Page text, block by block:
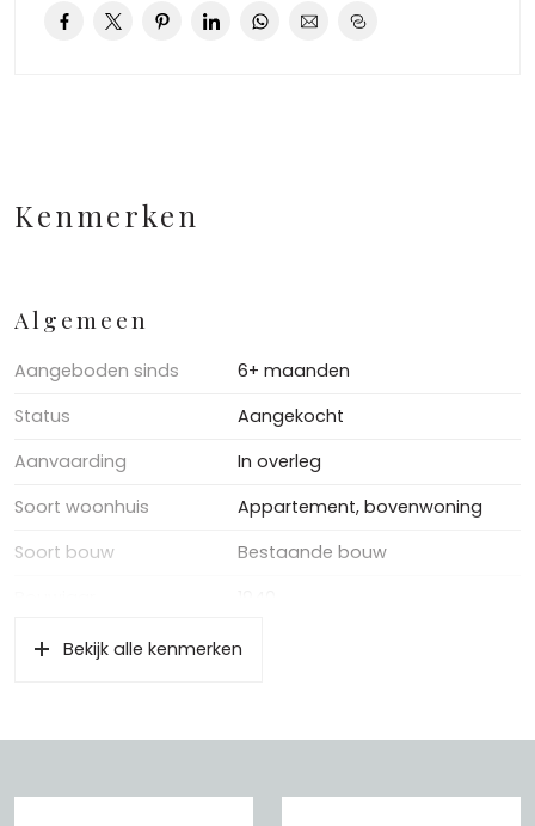
Kenmerken
Algemeen
Aangeboden sinds
6+ maanden
Status
Aangekocht
Aanvaarding
In overleg
Soort woonhuis
Appartement, bovenwoning
Soort bouw
Bestaande bouw
Oppervlakten en inhoud
Bekijk alle kenmerken